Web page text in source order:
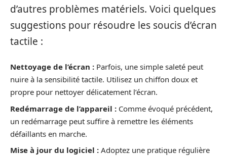
d’autres problèmes matériels. Voici quelques
suggestions pour résoudre les soucis d’écran
tactile :
Nettoyage de l’écran : Parfois, une simple saleté peut
nuire à la sensibilité tactile. Utilisez un chiffon doux et
propre pour nettoyer délicatement l’écran.
Redémarrage de l’appareil : Comme évoqué précédent,
un redémarrage peut suffire à remettre les éléments
défaillants en marche.
Mise à jour du logiciel : Adoptez une pratique régulière